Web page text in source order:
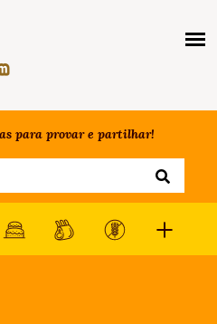
para provar e partilhar!